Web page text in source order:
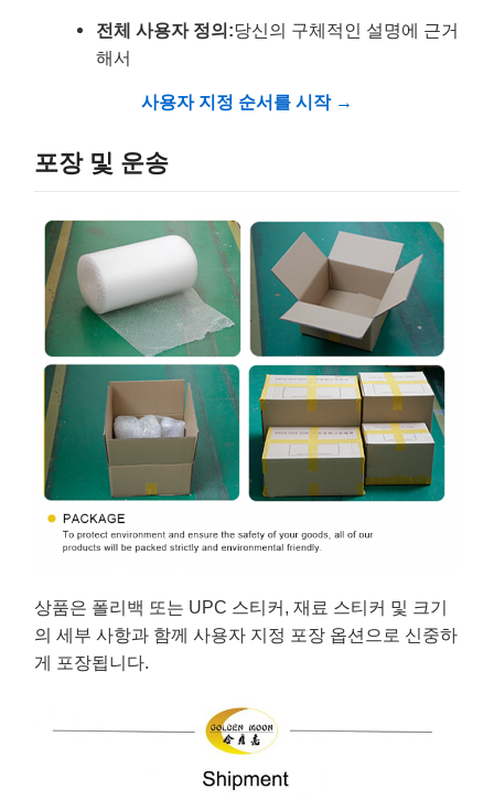
전체 사용자 정의:당신의 구체적인 설명에 근거
해서
사용자 지정 순서를 시작 →
포장 및 운송
상품은 폴리백 또는 UPC 스티커, 재료 스티커 및 크기
의 세부 사항과 함께 사용자 지정 포장 옵션으로 신중하
게 포장됩니다.